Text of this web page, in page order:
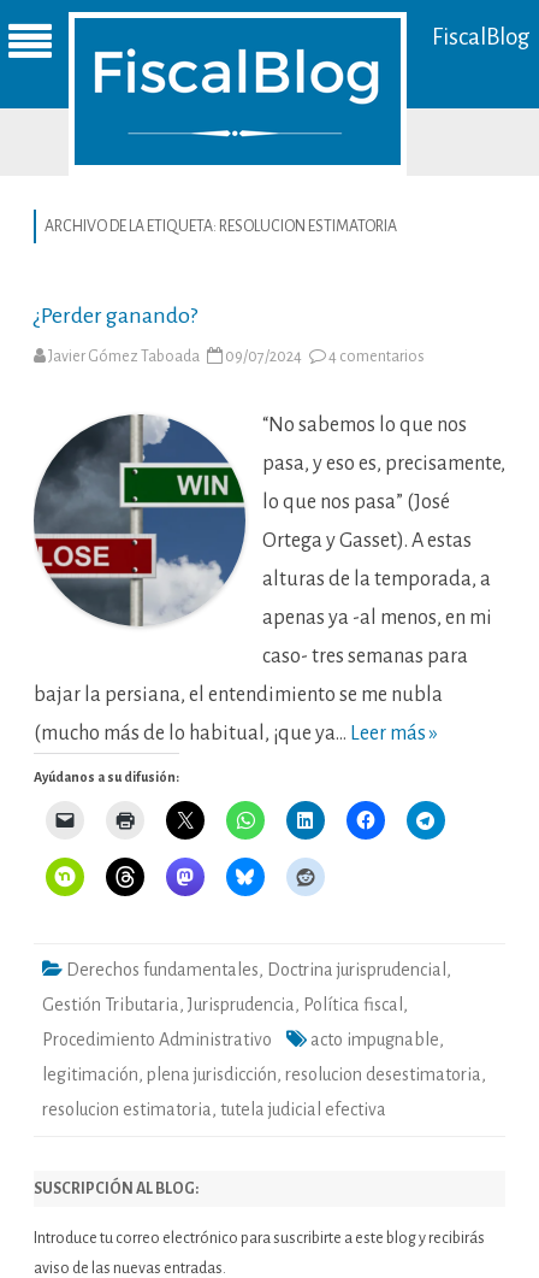
FiscalBlog
ARCHIVO DE LA ETIQUETA: RESOLUCION ESTIMATORIA
¿Perder ganando?
Javier Gómez Taboada 09/07/2024 4 comentarios
“No sabemos lo que nos
pasa, y eso es, precisamente,
lo que nos pasa” (José
Ortega y Gasset). A estas
alturas de la temporada, a
apenas ya -al menos, en mi
caso- tres semanas para
bajar la persiana, el entendimiento se me nubla
(mucho más de lo habitual, ¡que ya… Leer más »
Ayúdanos a su difusión:
Derechos fundamentales, Doctrina jurisprudencial ,
Gestión Tributaria ,Jurisprudencia , Política fiscal ,
Procedimiento Administrativo
acto impugnable,
legitimación, plena jurisdicción, resolucion desestimatoria ,
resolucion estimatoria , tutela judicial efectiva
SUSCRIPCIÓN AL BLOG:
Introduce tu correo electrónico para suscribirte a este blog y recibirás
aviso de las nuevas entradas.